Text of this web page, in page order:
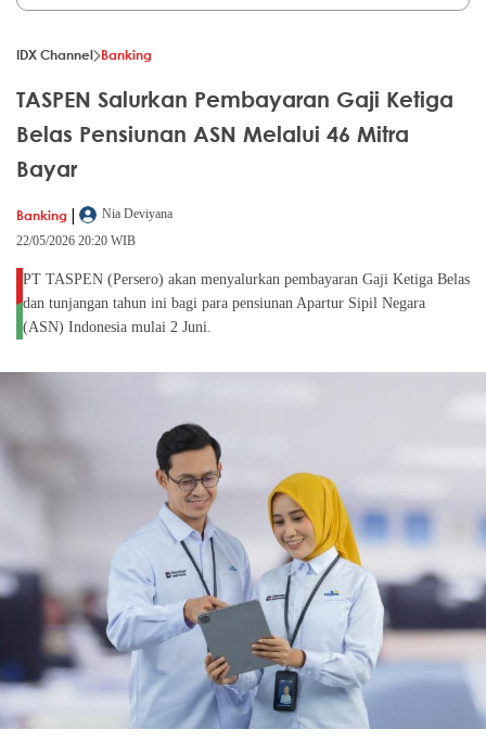
IDX Channel Banking
TASPEN Salurkan Pembayaran Gaji Ketiga
Belas Pensiunan ASN Melalui 46 Mitra
Bayar
Banking |
Nia Deviyana
22/05/2026 20:20 WIB
PT TASPEN (Persero) akan menyalurkan pembayaran Gaji Ketiga Belas
dan tunjangan tahun ini bagi para pensiunan Apartur Sipil Negara
(ASN) Indonesia mulai 2 Juni.